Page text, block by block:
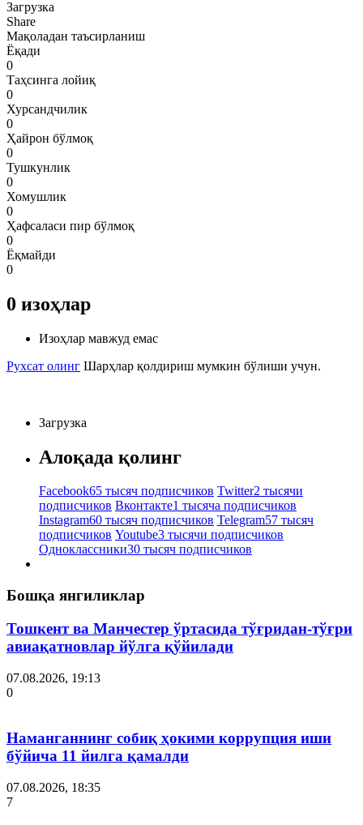
Загрузка
Share
Мақоладан таъсирланиш
Ёқади
0
Таҳсинга лойиқ
0
Хурсандчилик
0
Ҳайрон бўлмоқ
0
Тушкунлик
0
Хомушлик
0
Ҳафсаласи пир бўлмоқ
0
Ёқмайди
0
0 изоҳлар
Изоҳлар мавжуд емас
Рухсат олинг Шарҳлар қолдириш мумкин бўлиши учун.
Загрузка
Алоқада қолинг
Facebook65 тысяч подписчиков Twitter2 тысячи
подписчиков Вконтакте1 тысяча подписчиков
Instagram60 тысяч подписчиков Telegram57 тысяч
подписчиков Youtube3 тысячи подписчиков
Одноклассники30 тысяч подписчиков
Бошқа янгиликлар
Тошкент ва Манчестер ўртасида тўғридан-тўғри
авиақатновлар йўлга қўйилади
07.08.2026, 19:13
0
Наманганнинг собиқ ҳокими коррупция иши
бўйича 11 йилга қамалди
07.08.2026, 18:35
7